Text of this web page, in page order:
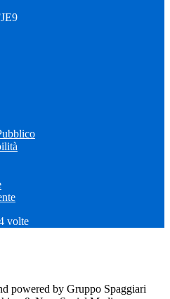
volte
powered by Gruppo Spaggiari